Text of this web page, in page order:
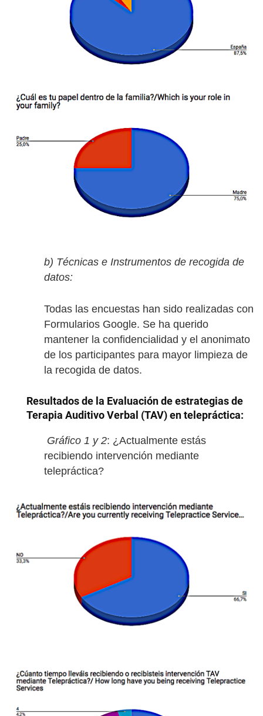
b) Técnicas e Instrumentos de recogida de
datos:
Todas las encuestas han sido realizadas con
Formularios Google. Se ha querido
mantener la confidencialidad y el anonimato
de los participantes para mayor limpieza de
la recogida de datos.
Resultados de la Evaluación de estrategias de
Terapia Auditivo Verbal (TAV) en telepráctica:
Gráfico 1 y 2: ¿Actualmente estás
recibiendo intervención mediante
telepráctica?